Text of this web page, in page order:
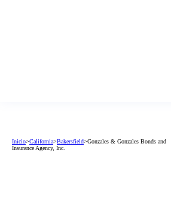
Inicio>California>Bakersfield>Gonzales & Gonzales Bonds and
Insurance Agency, Inc.